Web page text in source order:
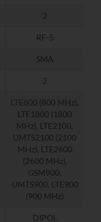
2
RF-5
SMA
2
LTE800 (800 MHz),
LTE1800 (1800
MHz), LTE2100,
UMTS2100 (2100
MHz), LTE2600
(2600 MHz),
GSM900,
UMTS900, LTE900
(900 MHz)
DIPOL